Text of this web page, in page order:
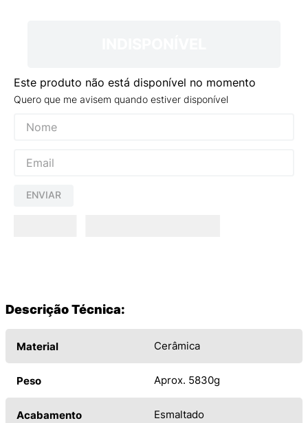
Este produto não está disponível no momento
Quero que me avisem quando estiver disponível
ENVIAR
Descrição Técnica:
Material Cerâmica
Peso Aprox. 5830g
Acabamento Esmaltado